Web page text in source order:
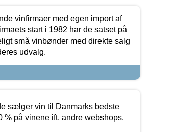
vinfirmaer med egen import af
start i 1982 har de satset på
små vinbønder med direkte salg
udvalg.
sælger vin til Danmarks bedste
% på vinene ift. andre webshops.